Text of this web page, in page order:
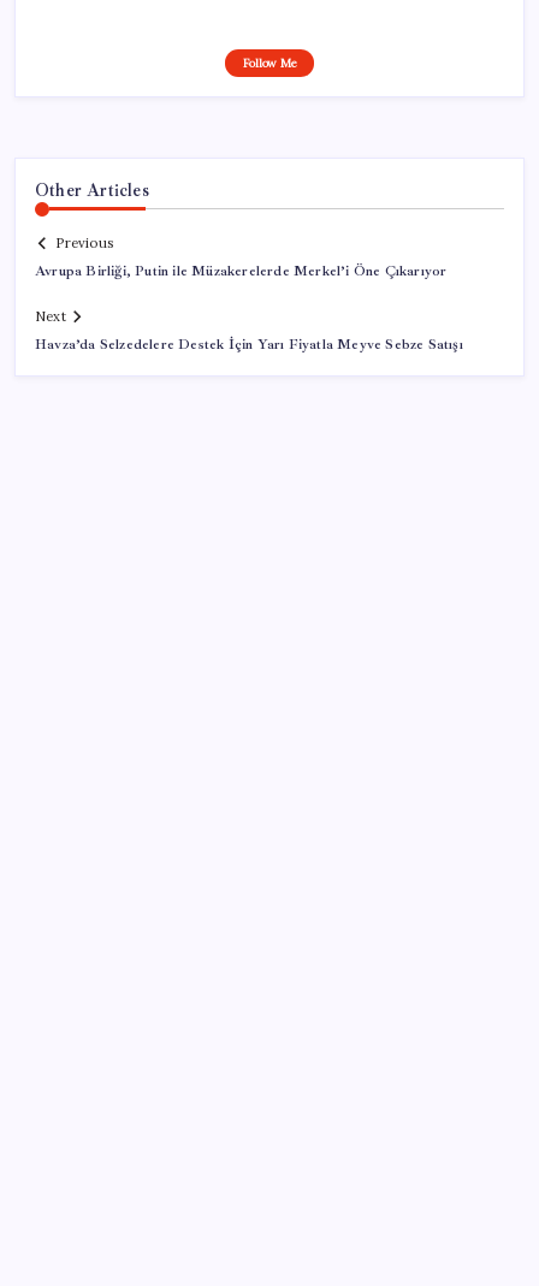
Follow Me
Other Articles
Previous
Avrupa Birliği, Putin ile Müzakerelerde Merkel’i Öne Çıkarıyor
Next
Havza’da Selzedelere Destek İçin Yarı Fiyatla Meyve Sebze Satışı